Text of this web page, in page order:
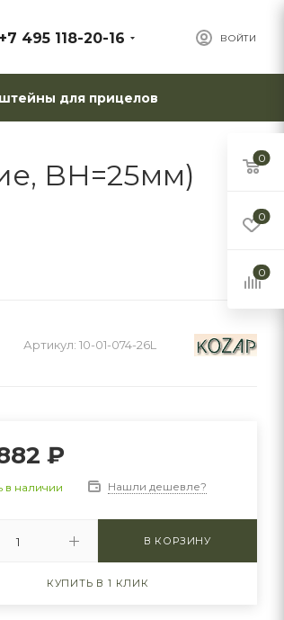
ВОЙТИ
+7 495 118-20-16
для прицелов
BH=25мм)
Артикул: 10-01-074-26L
₽
в наличии Нашли дешевле?
В КОРЗИНУ
КУПИТЬ В 1 КЛИК
0
0
0